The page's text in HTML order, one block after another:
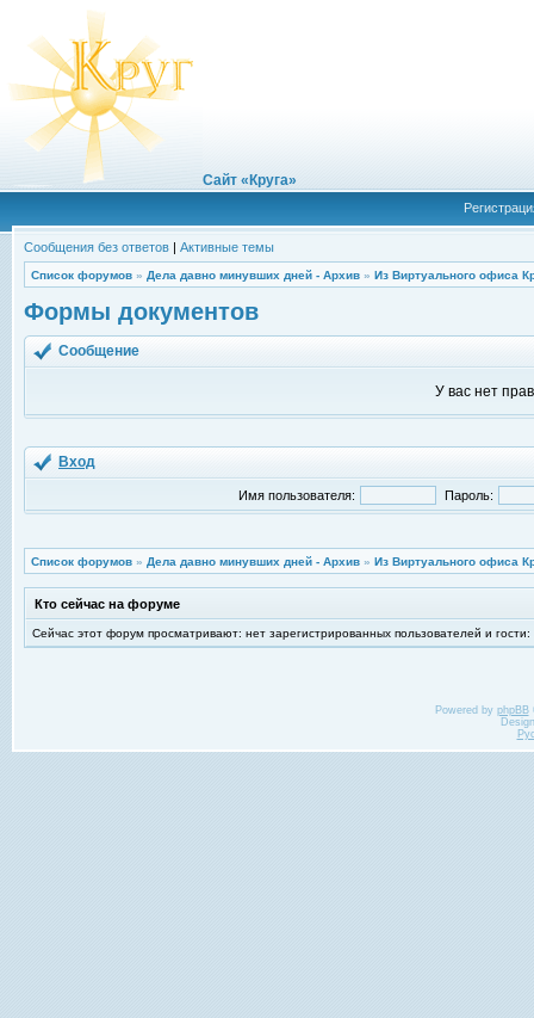
Сайт «Круга»
Сообщения без ответов | Активные темы
Список форумов » Дела давно минувших дней - Архив » Из Виртуального офиса
Формы документов
Сообщение
У вас нет
Вход
Имя пользователя: Пароль:
Список форумов » Дела давно минувших дней - Архив » Из Виртуального офиса
Кто сейчас на форуме
Сейчас этот форум просматривают: нет зарегистрированных пользователей и гости:
Powered by phpBB